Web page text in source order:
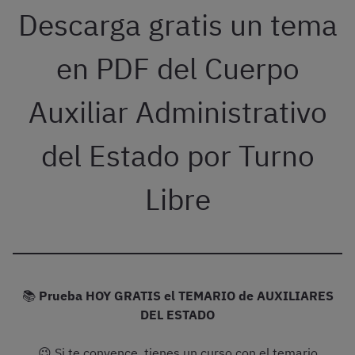
Descarga gratis un tema
en PDF del Cuerpo
Auxiliar Administrativo
del Estado por Turno
Libre
📚 Prueba HOY GRATIS el TEMARIO de AUXILIARES
DEL ESTADO